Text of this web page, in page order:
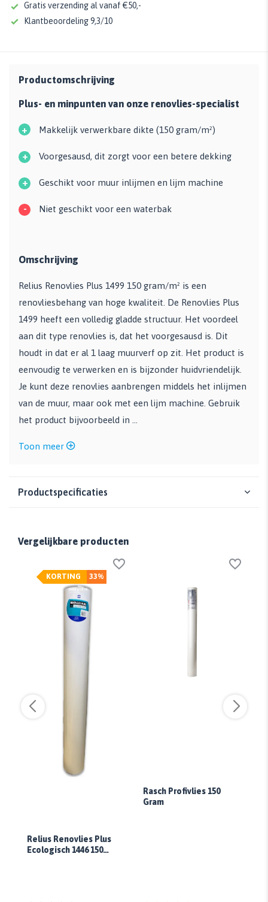
Gratis verzending al vanaf €50,-
Klantbeoordeling 9,3/10
Productomschrijving
Plus- en minpunten van onze renovlies-specialist
+ Makkelijk verwerkbare dikte (150 gram/m²)
+ Voorgesausd, dit zorgt voor een betere dekking
+ Geschikt voor muur inlijmen en lijm machine
- Niet geschikt voor een waterbak
Omschrijving
Relius Renovlies Plus 1499 150 gram/m² is een
renovliesbehang van hoge kwaliteit. De Renovlies Plus
1499 heeft een volledig gladde structuur. Het voordeel
aan dit type renovlies is, dat het voorgesausd is. Dit
houdt in dat er al 1 laag muurverf op zit. Het product is
eenvoudig te verwerken en is bijzonder huidvriendelijk.
Je kunt deze renovlies aanbrengen middels het inlijmen
van de muur, maar ook met een lijm machine. Gebruik
het product bijvoorbeeld in ...
Toon meer
Productspecificaties
Vergelijkbare producten
33%
KORTING
Relius Renovlies Plus
Ecologisch 1446 150
Rasch Profivlies 150
Gram